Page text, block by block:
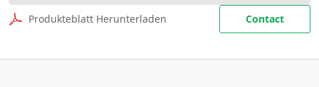
Produkteblatt Herunterladen Contact